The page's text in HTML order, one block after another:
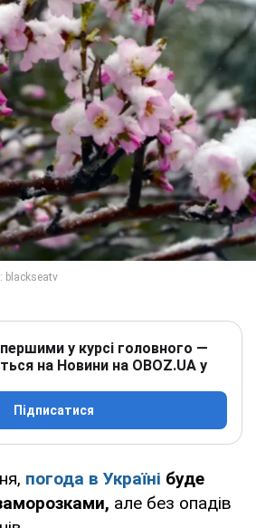
у курсі головного —
на Новини на OBOZ.UA у
Підписатися
погода в Україні буде
але без опадів